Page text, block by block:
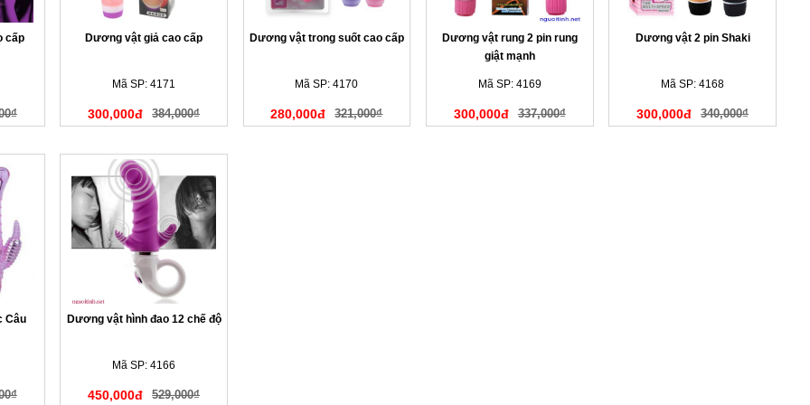
cấp Dương vật giả cao cấp
Mã SP: 4171
300,000đ 384,000₫
Dương vật trong suốt cao cấp
Mã SP: 4170
280,000đ 321,000₫
Dương vật rung 2 pin rung
giật mạnh
Mã SP: 4169
300,000đ 337,000₫
Dương vật 2 pin Shaki
Mã SP: 4168
300,000đ 340,000₫
Câu Dương vật hình đao 12 chế độ
Mã SP: 4166
450,000đ 529,000₫